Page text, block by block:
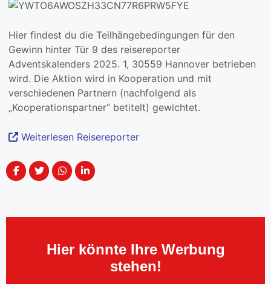
Hier findest du die Teilhängebedingungen für den
Gewinn hinter Tür 9 des reisereporter
Adventskalenders 2025. 1, 30559 Hannover betrieben
wird. Die Aktion wird in Kooperation und mit
verschiedenen Partnern (nachfolgend als
„Kooperationspartner“ betitelt) gewichtet.
Weiterlesen Reisereporter
Hier könnte Ihre Werbung
stehen!